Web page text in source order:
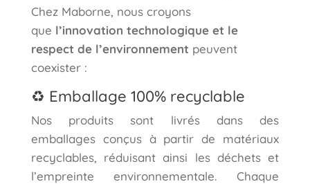
Chez Maborne, nous croyons
que l’innovation technologique et le
respect de l’environnement peuvent
coexister :
♻️ Emballage 100% recyclable
Nos produits sont livrés dans des
emballages conçus à partir de matériaux
recyclables, réduisant ainsi les déchets et
l’empreinte environnementale. Chaque